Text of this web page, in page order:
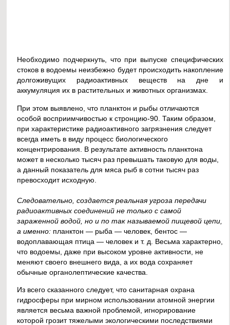
Необходимо подчеркнуть, что при выпуске специфических
стоков в водоемы неизбежно будет происходить накопление
долгоживущих радиоактивных веществ на дне и
аккумуляция их в растительных и животных организмах.
При этом выявлено, что планктон и рыбы отличаются
особой восприимчивостью к стронцию-90. Таким образом,
при характеристике радиоактивного загрязнения следует
всегда иметь в виду процесс биологического
концентрирования. В результате активность планктона
может в несколько тысяч раз превышать таковую для воды,
а данный показатель для мяса рыб в сотни тысяч раз
превосходит исходную.
Следовательно, создается реальная угроза передачи
радиоактивных соединений не только с самой
зараженной водой, но и по так называемой пищевой цепи,
а именно: планктон — рыба — человек, бентос —
водоплавающая птица — человек и т. д. Весьма характерно,
что водоемы, даже при высоком уровне активности, не
меняют своего внешнего вида, а их вода сохраняет
обычные органолептические качества.
Из всего сказанного следует, что санитарная охрана
гидросферы при мирном использовании атомной энергии
является весьма важной проблемой, игнорирование
которой грозит тяжелыми экологическими последствиями